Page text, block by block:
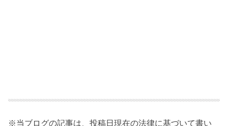
※当ブログの記事は、投稿日現在の法律に基づいて書い